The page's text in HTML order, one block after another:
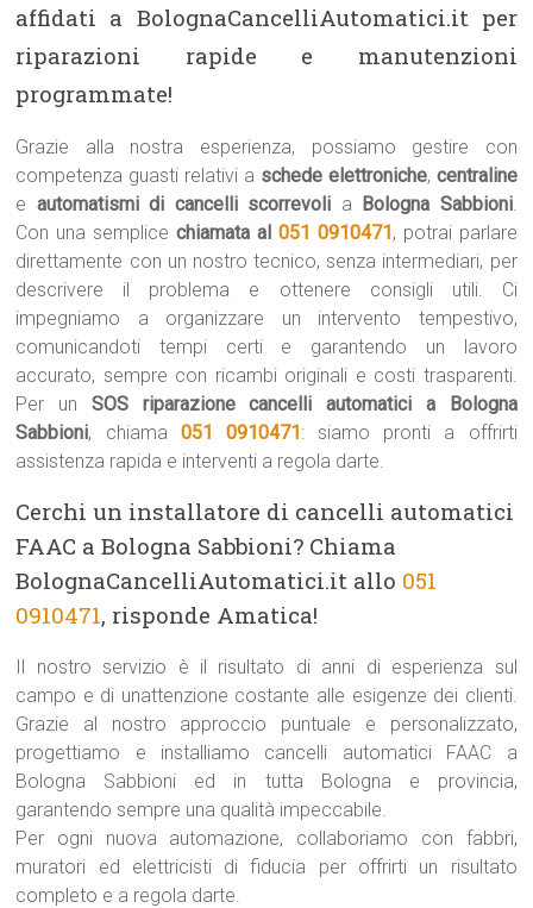
affidati a BolognaCancelliAutomatici.it per
riparazioni rapide e manutenzioni
programmate!
Grazie alla nostra esperienza, possiamo gestire con
competenza guasti relativi a schede elettroniche, centraline
e automatismi di cancelli scorrevoli a Bologna Sabbioni.
Con una semplicechiamata al 051 0910471, potrai parlare
direttamente con un nostro tecnico, senza intermediari, per
descrivere il problema e ottenere consigli utili. Ci
impegniamo a organizzare un intervento tempestivo,
comunicandoti tempi certi e garantendo un lavoro
accurato, sempre con ricambi originali e costi trasparenti.
Per un SOS riparazione cancelli automatici a Bologna
Sabbioni, chiama 051 0910471: siamo pronti a offrirti
assistenza rapida e interventi a regola darte.
Cerchi un installatore di cancelli automatici
FAAC a Bologna Sabbioni? Chiama
BolognaCancelliAutomatici.it allo 051
0910471, risponde Amatica!
Il nostro servizio è il risultato di anni di esperienza sul
campo e di unattenzione costante alle esigenze dei clienti.
Grazie al nostro approccio puntuale e personalizzato,
progettiamo e installiamo cancelli automatici FAAC a
Bologna Sabbioni ed in tutta Bologna e provincia,
garantendo sempre una qualità impeccabile.
Per ogni nuova automazione, collaboriamo con fabbri,
muratori ed elettricisti di fiducia per offrirti un risultato
completo e a regola darte.